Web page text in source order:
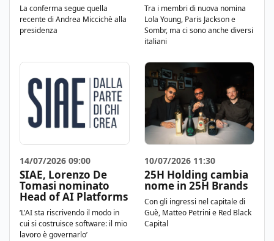
La conferma segue quella
recente di Andrea Miccichè alla
presidenza
Tra i membri di nuova nomina
Lola Young, Paris Jackson e
Sombr, ma ci sono anche diversi
italiani
14/07/2026 09:00
SIAE, Lorenzo De
Tomasi nominato
Head of AI Platforms
‘L'AI sta riscrivendo il modo in
cui si costruisce software: il mio
lavoro è governarlo’
10/07/2026 11:30
25H Holding cambia
nome in 25H Brands
Con gli ingressi nel capitale di
Guè, Matteo Petrini e Red Black
Capital